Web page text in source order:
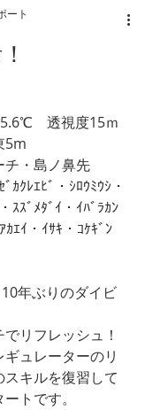
ート
　透視度15ｍ
5m
チ・島ノ鼻先
ｶｸﾚｴﾋﾞ・ｼﾛｳﾐｳｼ・
ｽｽﾞﾒﾀﾞｲ・ｲﾊﾞﾗｶﾝ
ｶｴｲ・ｲｻｷ・ｺｹｷﾞﾝ
年ぶりのダイビ
リフレッシュ！
ュレーターのリ
キルを復習して
トです。